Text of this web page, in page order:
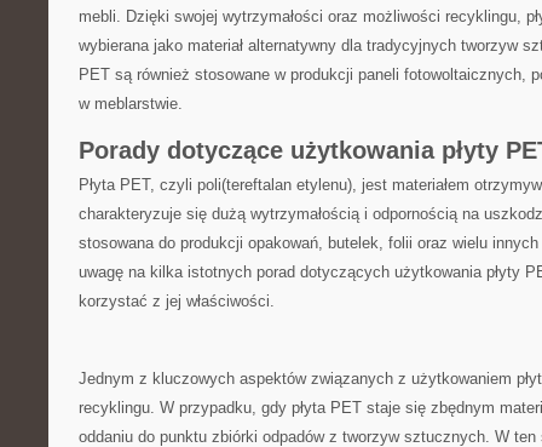
mebli.⁣ Dzięki swojej ⁤wytrzymałości oraz ​możliwości recyklingu,
wybierana jako materiał alternatywny dla tradycyjnych tworzyw
PET​ są również stosowane w ‌produkcji⁢ paneli fotowoltaicznych,
w meblarstwie.
Porady dotyczące użytkowania płyty
Płyta PET, czyli poli(tereftalan etylenu), jest materiałem
charakteryzuje się dużą wytrzymałością i odpornością na
stosowana do produkcji ​opakowań,​ butelek, folii oraz ​wielu
uwagę na kilka istotnych porad⁤ dotyczących użytkowania płyty
korzystać ⁢z jej właściwości.
Jednym z kluczowych aspektów związanych z użytkowaniem
recyklingu. W przypadku, gdy płyta PET​ staje się zbędnym⁣
oddaniu do punktu zbiórki ⁤odpadów z​ tworzyw sztucznych.⁣ W